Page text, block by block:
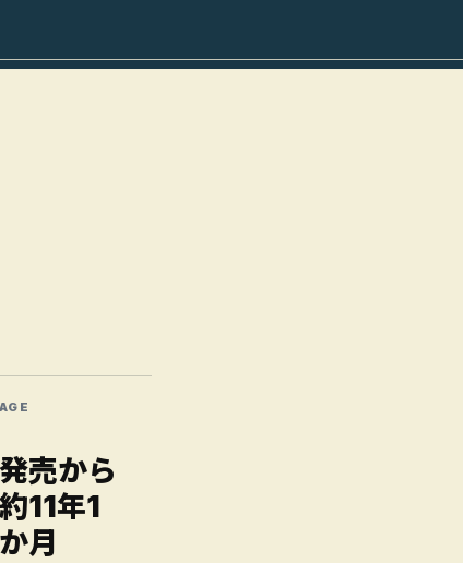
AGE
発売から
約11年1
か月